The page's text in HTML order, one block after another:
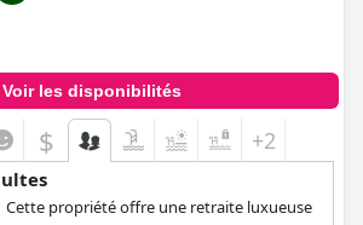
Voir les disponibilités
$ +2
Cette propriété offre une retraite luxueuse